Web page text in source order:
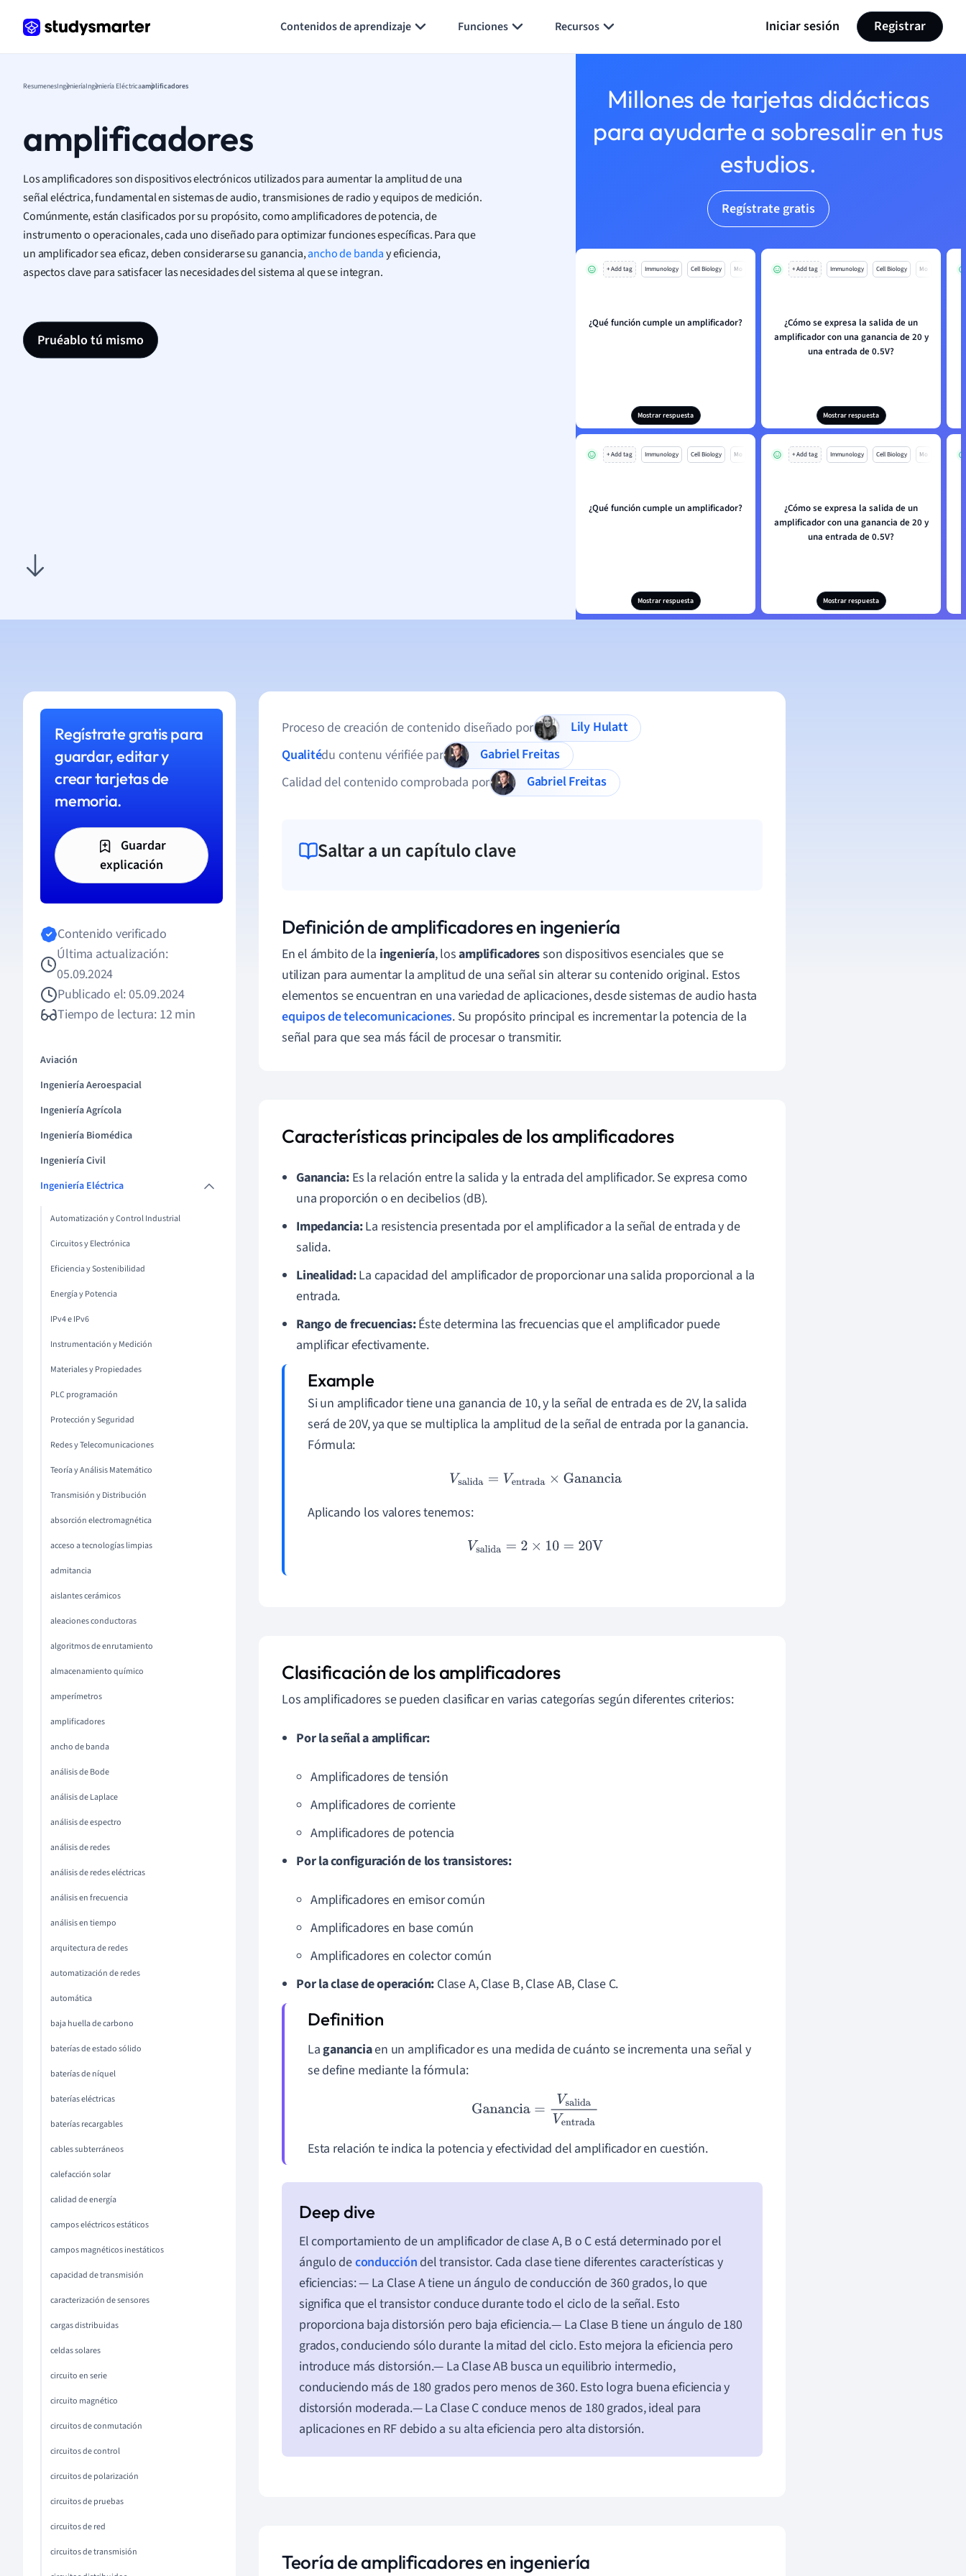
Contenidos de aprendizaje Funciones Recursos Iniciar sesión Registrar
ResumenesIngenieríaIngeniería Eléctricaamplificadores
amplificadores
Los amplificadores son dispositivos electrónicos utilizados para aumentar la amplitud de una
señal eléctrica, fundamental en sistemas de audio, transmisiones de radio y equipos de medición.
Comúnmente, están clasificados por su propósito, como amplificadores de potencia, de
instrumento o operacionales, cada uno diseñado para optimizar funciones específicas. Para que
un amplificador sea eficaz, deben considerarse su ganancia,ancho de banday eficiencia,
aspectos clave para satisfacer las necesidades del sistema al que se integran.
Pruéablo tú mismo
Millones de tarjetas didácticas
para ayudarte a sobresalir en tus
estudios.
Regístrate gratis
+ Add tag Immunology Cell Biology Mo
¿Qué función cumple un amplificador?
Mostrar respuesta
+ Add tag Immunology Cell Biology Mo
¿Cómo se expresa la salida de un
amplificador con una ganancia de 20 y
una entrada de 0.5V?
Mostrar respuesta
+ Add tag Immunology Cell Biology Mo
¿Qué función cumple un amplificador?
Mostrar respuesta
+ Add tag Immunology Cell Biology Mo
¿Cómo se expresa la salida de un
amplificador con una ganancia de 20 y
una entrada de 0.5V?
Mostrar respuesta
Regístrate gratis para
guardar, editar y
crear tarjetas de
memoria.
Guardar
explicación
Contenido verificado
Última actualización:
05.09.2024
Publicado el: 05.09.2024
Tiempo de lectura: 12 min
Aviación
Ingeniería Aeroespacial
Ingeniería Agrícola
Ingeniería Biomédica
Ingeniería Civil
Ingeniería Eléctrica
Automatización y Control Industrial
Circuitos y Electrónica
Eficiencia y Sostenibilidad
Energía y Potencia
IPv4 e IPv6
Instrumentación y Medición
Materiales y Propiedades
PLC programación
Protección y Seguridad
Redes y Telecomunicaciones
Teoría y Análisis Matemático
Transmisión y Distribución
absorción electromagnética
acceso a tecnologías limpias
admitancia
aislantes cerámicos
aleaciones conductoras
algoritmos de enrutamiento
almacenamiento químico
amperímetros
amplificadores
ancho de banda
análisis de Bode
análisis de Laplace
análisis de espectro
análisis de redes
análisis de redes eléctricas
análisis en frecuencia
análisis en tiempo
arquitectura de redes
automatización de redes
automática
baja huella de carbono
baterías de estado sólido
baterías de níquel
baterías eléctricas
baterías recargables
cables subterráneos
calefacción solar
calidad de energía
campos eléctricos estáticos
campos magnéticos inestáticos
capacidad de transmisión
caracterización de sensores
cargas distribuidas
celdas solares
circuito en serie
circuito magnético
circuitos de conmutación
circuitos de control
circuitos de polarización
circuitos de pruebas
circuitos de red
circuitos de transmisión
Proceso de creación de contenido diseñado por
Lily Hulatt
Qualitédu contenu vérifiée par
Gabriel Freitas
Calidad del contenido comprobada por
Gabriel Freitas
Saltar a un capítulo clave
Definición de amplificadores en ingeniería
En el ámbito de la ingeniería, losamplificadoresson dispositivos esenciales que se
utilizan para aumentar la amplitud de una señal sin alterar su contenido original. Estos
elementos se encuentran en una variedad de aplicaciones, desde sistemas de audio hasta
equipos de telecomunicaciones. Su propósito principal es incrementar la potencia de la
señal para que sea más fácil de procesar o transmitir.
Características principales de los amplificadores
Ganancia: Es la relación entre la salida y la entrada del amplificador. Se expresa como
una proporción o en decibelios (dB).
Impedancia:La resistencia presentada por el amplificador a la señal de entrada y de
salida.
Linealidad:La capacidad del amplificador de proporcionar una salida proporcional a la
entrada.
Rango de frecuencias:Éste determina las frecuencias que el amplificador puede
amplificar efectivamente.
Si un amplificador tiene una ganancia de 10, y la señal de entrada es de 2V, la salida
será de 20V, ya que se multiplica la amplitud de la señal de entrada por la ganancia.
Fórmula:
Vsalida =Ventrada× Ganancia
Aplicando los valores tenemos:
Vsalida= 2× 10=20 V
Clasificación de los amplificadores
Los amplificadores se pueden clasificar en varias categorías según diferentes criterios:
Por la señal a amplificar:
Amplificadores de tensión
Amplificadores de corriente
Amplificadores de potencia
Por la configuración de los transistores:
Amplificadores en emisor común
Amplificadores en base común
Amplificadores en colector común
Por la clase de operación: Clase A, Clase B, Clase AB, Clase C.
Lagananciaen un amplificador es una medida de cuánto se incrementa una señal y
se define mediante la fórmula:
Ganancia=VsalidaVentrada
Esta relación te indica la potencia y efectividad del amplificador en cuestión.
El comportamiento de un amplificador de clase A, B o C está determinado por el
ángulo deconducción del transistor. Cada clase tiene diferentes características y
eficiencias: — La Clase A tiene un ángulo de conducción de 360 grados, lo que
significa que el transistor conduce durante todo el ciclo de la señal. Esto
proporciona baja distorsión pero baja eficiencia.— La Clase B tiene un ángulo de 180
grados, conduciendo sólo durante la mitad del ciclo. Esto mejora la eficiencia pero
introduce más distorsión.— La Clase AB busca un equilibrio intermedio,
conduciendo más de 180 grados pero menos de 360. Esto logra buena eficiencia y
distorsión moderada.— La Clase C conduce menos de 180 grados, ideal para
aplicaciones en RF debido a su alta eficiencia pero alta distorsión.
Teoría de amplificadores en ingeniería